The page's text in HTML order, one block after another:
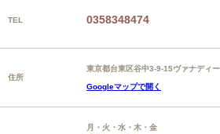
TEL 0358348474
住所
東京都台東区谷中3-9-15ヴァナディ
Googleマップで開く
月・火・水・木・金